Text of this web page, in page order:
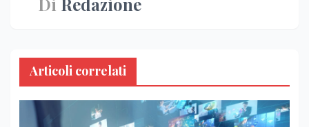
Articoli correlati